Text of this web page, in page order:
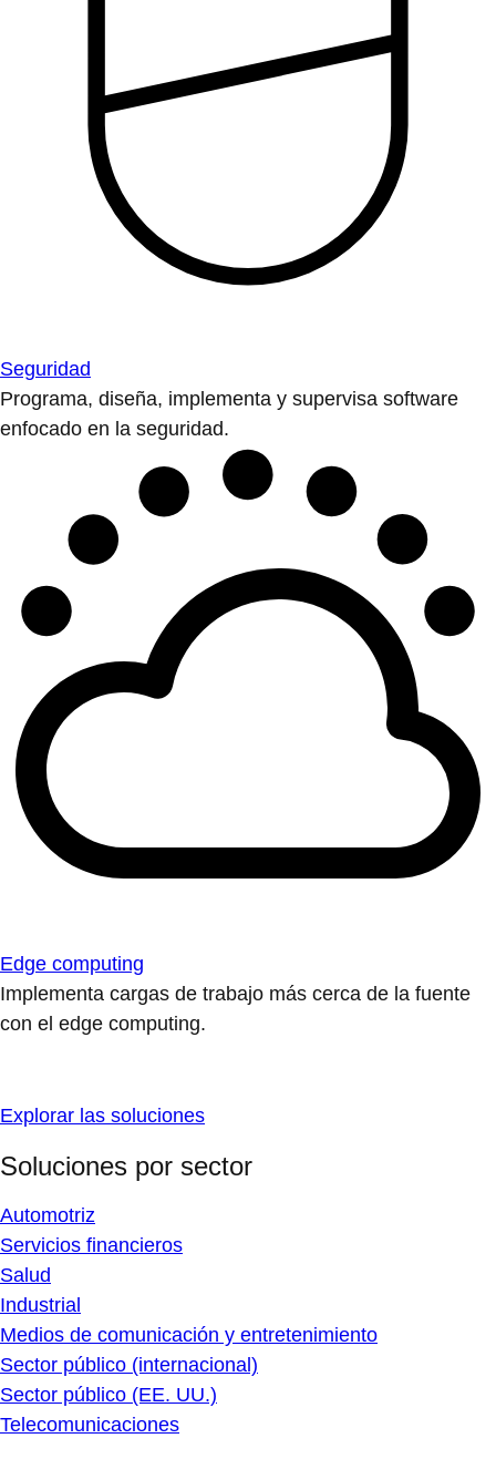
Seguridad
Programa, diseña, implementa y supervisa software
enfocado en la seguridad.
Edge computing
Implementa cargas de trabajo más cerca de la fuente
con el edge computing.
Explorar las soluciones
Soluciones por sector
Automotriz
Servicios financieros
Salud
Industrial
Medios de comunicación y entretenimiento
Sector público (internacional)
Sector público (EE. UU.)
Telecomunicaciones